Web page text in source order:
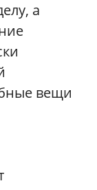
а
вещи